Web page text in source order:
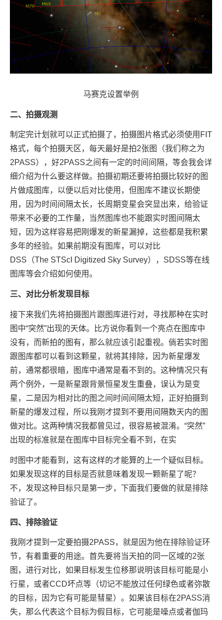
马赛克设置举例
二、拍摄观测
制定完计划就可以正式拍摄了，拍摄图片格式必须使用FIT
格式，每个拍摄天区，每天最好是拍2张图（我们称之为
2PASS），好2PASS之间有一定的时间间隔，等会我会详
细介绍为什么要这样做。拍摄初期还要将拍摄比较好的图
片做成图库，以便以后对比使用，但图库不建议长期使
用，因为时间间隔太长，长周期变星会突显出来，给验证
带来不必要的工作量，当然图库也不能跟实时图间隔太
短，因为这样容易把刚爆发的新星漏掉，这些都是我积累
多年的经验。如果前期没有图库，可以对比
DSS（The STScI Digitized Sky Survey），SDSS等在线
图库等会介绍如何使用。
三、对比分析发现目标
接下来我们先将拍摄图片跟图库进行对，寻找那种在实时
图中“突然”出现的天体。比方说你看到一个亮点在图库中
没有，而新拍的图有，那么就应该引起重视。倘若实时图
跟图库都可以看到这颗星，就将其排除，因为新星爆发
前，通常都很暗，图库中通常是看不到的。这种情况只有
两个例外，一是新星跟背景恒星发生重叠，误认为是变
星，二是因为相对比的图之间时间间隔太短，正好拍摄到
新星的爆发过程，所以我刚才提到不要用间隔数天内的图
做对比。这两种情况我都曾见过，很容易被混淆。“突然”
出现的标准就是在图库中目标完全看不到，在实
时图中才能看到，这有这样的才能算的上一个疑似目标。
如果发现这样的目标是否就意味着发现一颗新星了呢？
不，发现这种目标只是第一步，下面我们要做的就是排除
验证了。
四、排除验证
我刚才提到一定要拍摄2PASS，就是因为他在排除验证环
节，有着重要的用途。首先要将当天拍的同一区域的2张
图，进行对比，如果目标发生位移那说明该目标可能是小
行星，或者CCD坏点等（切记不能放过任何绿色或者弥散
的目标，因为它有可能是彗星）。如果该目标在2PASS消
失，那么代表这个目标为假目标，它可能是噪点或者伽玛